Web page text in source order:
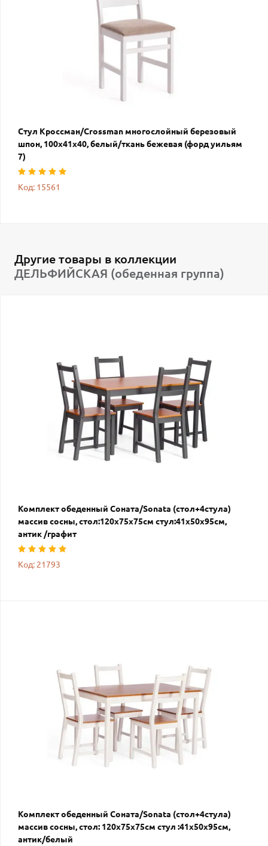
Стул Кроссман/Crossman многослойный березовый
шпон, 100х41х40, белый/ткань бежевая (форд уильям
7)
Код: 15561
Другие товары в коллекции
ДЕЛЬФИЙСКАЯ (обеденная группа)
Комплект обеденный Соната/Sonata (стол+4стула)
массив сосны, стол:120х75х75см стул:41х50х95см,
антик /графит
Код: 21793
Комплект обеденный Соната/Sonata (стол+4стула)
массив сосны, стол: 120х75х75см стул :41х50х95см,
антик/белый